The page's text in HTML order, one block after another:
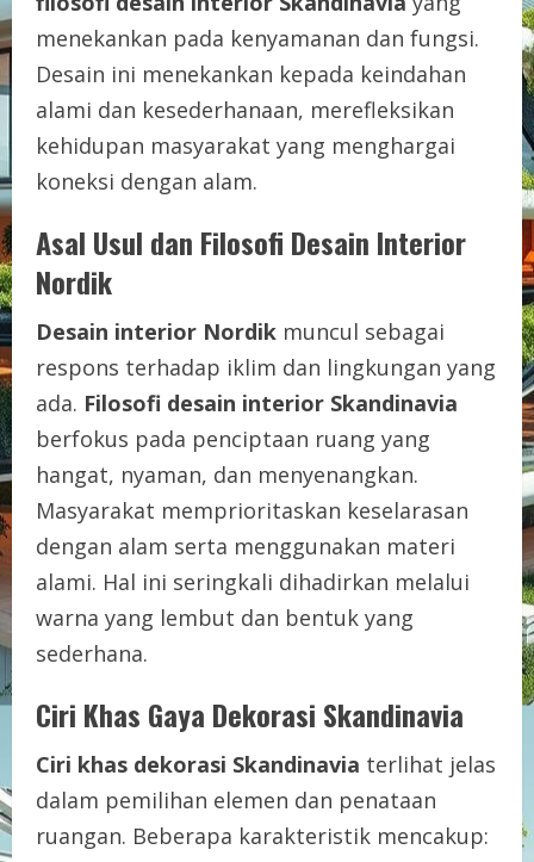
menekankan pada kenyamanan dan fungsi.
Desain ini menekankan kepada keindahan
alami dan kesederhanaan, merefleksikan
kehidupan masyarakat yang menghargai
koneksi dengan alam.
Asal Usul dan Filosofi Desain Interior
Nordik
Desain interior Nordik muncul sebagai
respons terhadap iklim dan lingkungan yang
ada. Filosofi desain interior Skandinavia
berfokus pada penciptaan ruang yang
hangat, nyaman, dan menyenangkan.
Masyarakat memprioritaskan keselarasan
dengan alam serta menggunakan materi
alami. Hal ini seringkali dihadirkan melalui
warna yang lembut dan bentuk yang
sederhana.
Ciri Khas Gaya Dekorasi Skandinavia
Ciri khas dekorasi Skandinavia terlihat jelas
dalam pemilihan elemen dan penataan
ruangan. Beberapa karakteristik mencakup: